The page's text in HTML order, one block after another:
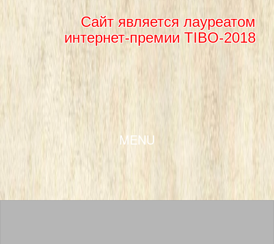
Сайт является лауреатом
интернет-премии TIBO-2018
MENU
SKIP TO CONTENT